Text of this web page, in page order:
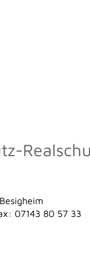
07143 80 57 33